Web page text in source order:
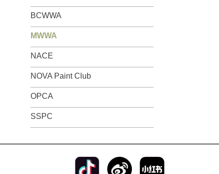
BCWWA
MWWA
NACE
NOVA Paint Club
OPCA
SSPC